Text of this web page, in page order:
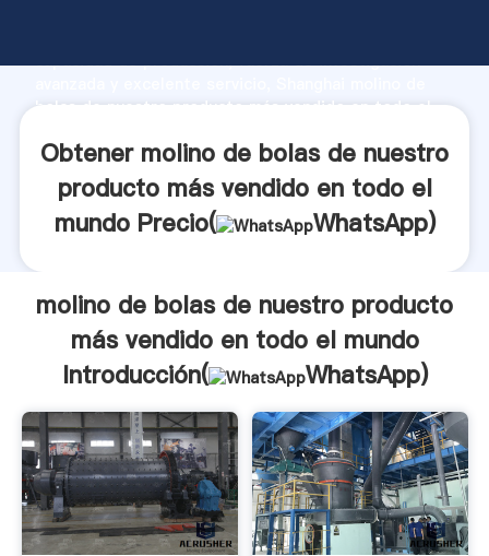
capacidad de producción, fuerza de investigación
bolas de nuestro producto más vendido en todo el
todos los clientes.
Obtener molino de bolas de nuestro
producto más vendido en todo el
mundo Precio(
WhatsApp)
molino de bolas de nuestro producto
más vendido en todo el mundo
Introducción(
WhatsApp)